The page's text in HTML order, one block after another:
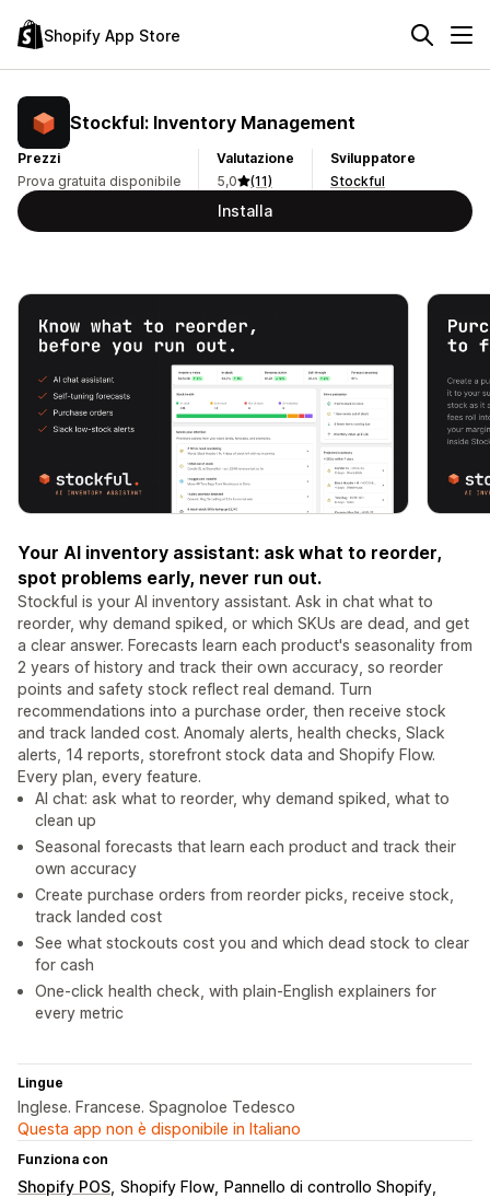
Shopify App Store
Stockful: Inventory Management
Prezzi
Prova gratuita disponibile
Valutazione
5,0
(11)
Sviluppatore
Stockful
Installa
Your AI inventory assistant: ask what to reorder,
spot problems early, never run out.
Stockful is your AI inventory assistant. Ask in chat what to
reorder, why demand spiked, or which SKUs are dead, and get
a clear answer. Forecasts learn each product's seasonality from
2 years of history and track their own accuracy, so reorder
points and safety stock reflect real demand. Turn
recommendations into a purchase order, then receive stock
and track landed cost. Anomaly alerts, health checks, Slack
alerts, 14 reports, storefront stock data and Shopify Flow.
Every plan, every feature.
AI chat: ask what to reorder, why demand spiked, what to
clean up
Seasonal forecasts that learn each product and track their
own accuracy
Create purchase orders from reorder picks, receive stock,
track landed cost
See what stockouts cost you and which dead stock to clear
for cash
One-click health check, with plain-English explainers for
every metric
Lingue
Inglese. Francese. Spagnoloe Tedesco
Questa app non è disponibile in Italiano
Funziona con
Shopify POS Shopify Flow
Pannello di controllo Shopify